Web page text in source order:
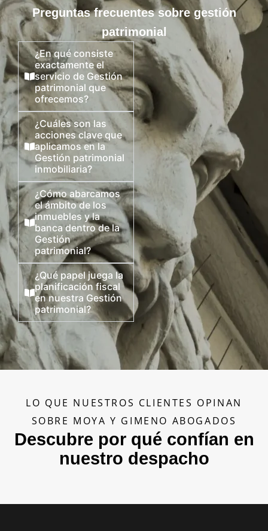
Preguntas frecuentes sobre gestión
patrimonial
¿En qué consiste
exactamente el
servicio de Gestión
patrimonial que
ofrecemos?
¿Cuáles son las
acciones clave que
aplicamos en la
Gestión patrimonial
inmobiliaria?
¿Cómo abarcamos
el ámbito de los
inmuebles y la
banca dentro de la
Gestión
patrimonial?
¿Qué papel juega la
planificación fiscal
en nuestra Gestión
patrimonial?
LO QUE NUESTROS CLIENTES OPINAN
SOBRE MOYA Y GIMENO ABOGADOS
Descubre por qué confían en
nuestro despacho